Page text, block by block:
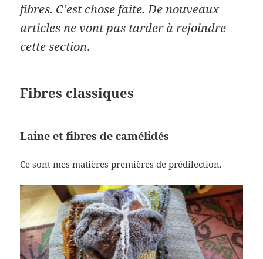
fibres. C’est chose faite. De nouveaux
articles ne vont pas tarder à rejoindre
cette section.
Fibres classiques
Laine et fibres de camélidés
Ce sont mes matières premières de prédilection.